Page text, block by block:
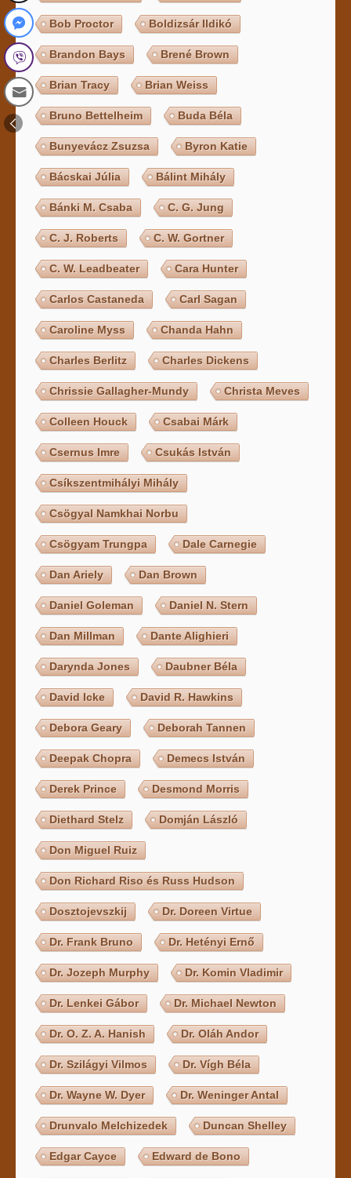
Bob Proctor Boldizsár Ildikó
Brandon Bays Brené Brown
Brian Tracy Brian Weiss
Bruno Bettelheim Buda Béla
Bunyevácz Zsuzsa Byron Katie
Bácskai Júlia Bálint Mihály
Bánki M. Csaba C. G. Jung
C. J. Roberts C. W. Gortner
C. W. Leadbeater Cara Hunter
Carlos Castaneda Carl Sagan
Caroline Myss Chanda Hahn
Charles Berlitz Charles Dickens
Chrissie Gallagher-Mundy Christa Meves
Colleen Houck Csabai Márk
Csernus Imre Csukás István
Csíkszentmihályi Mihály
Csögyal Namkhai Norbu
Csögyam Trungpa Dale Carnegie
Dan Ariely Dan Brown
Daniel Goleman Daniel N. Stern
Dan Millman Dante Alighieri
Darynda Jones Daubner Béla
David Icke David R. Hawkins
Debora Geary Deborah Tannen
Deepak Chopra Demecs István
Derek Prince Desmond Morris
Diethard Stelz Domján László
Don Miguel Ruiz
Don Richard Riso és Russ Hudson
Dosztojevszkij Dr. Doreen Virtue
Dr. Frank Bruno Dr. Hetényi Ernő
Dr. Jozeph Murphy Dr. Komin Vladimir
Dr. Lenkei Gábor Dr. Michael Newton
Dr. O. Z. A. Hanish Dr. Oláh Andor
Dr. Szilágyi Vilmos Dr. Vígh Béla
Dr. Wayne W. Dyer Dr. Weninger Antal
Drunvalo Melchizedek Duncan Shelley
Edgar Cayce Edward de Bono